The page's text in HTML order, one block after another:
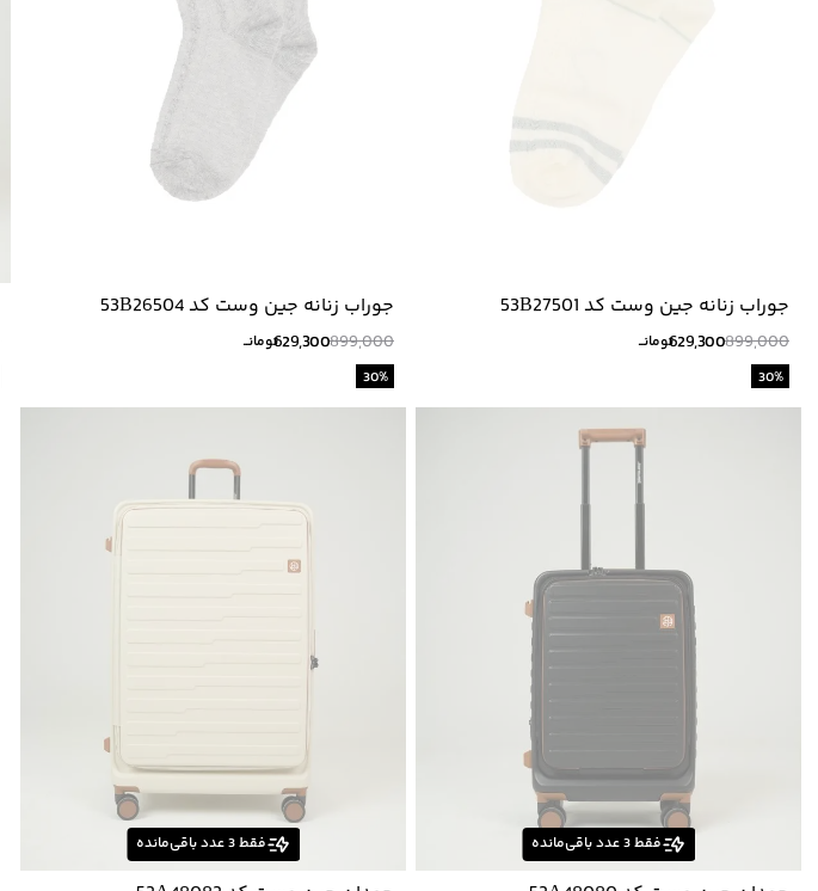
جوراب زنانه جین وست کد 53B27501
899,000
629,300تومانــ
30%
جوراب زنانه جین وست کد 53B26504
899,000
629,300تومانــ
30%
فقط3عدد باقی‌مانده فقط3عدد باقی‌مانده